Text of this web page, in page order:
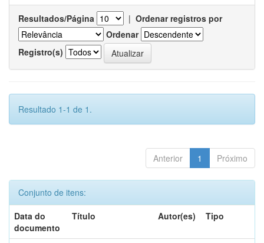
Resultados/Página | Ordenar registros por
Ordenar
Registro(s)
Resultado 1-1 de 1.
Anterior 1 Próximo
Conjunto de itens:
Data do
documento
Título Autor(es) Tipo